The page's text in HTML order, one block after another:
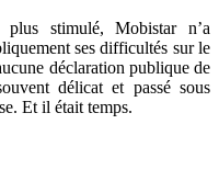
stimulé, Mobistar n’a
ses difficultés sur le
déclaration publique de
délicat et passé sous
Et il était temps.